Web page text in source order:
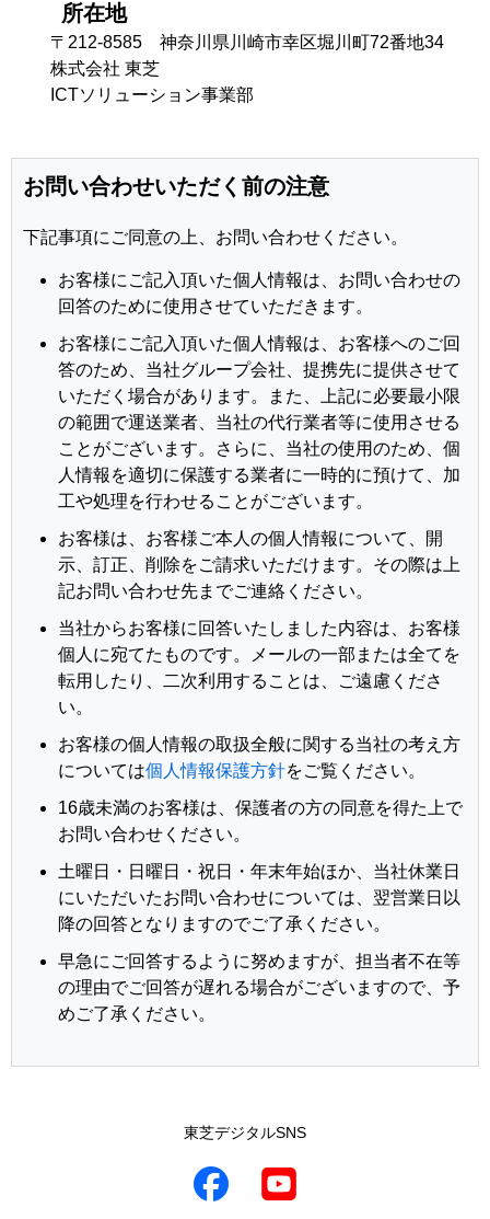
所在地
〒212-8585 神奈川県川崎市幸区堀川町72番地34
株式会社 東芝
ICTソリューション事業部
お問い合わせいただく前の注意
下記事項にご同意の上、お問い合わせください。
お客様にご記入頂いた個人情報は、お問い合わせの
回答のために使用させていただきます。
お客様にご記入頂いた個人情報は、お客様へのご回
答のため、当社グループ会社、提携先に提供させて
いただく場合があります。また、上記に必要最小限
の範囲で運送業者、当社の代行業者等に使用させる
ことがございます。さらに、当社の使用のため、個
人情報を適切に保護する業者に一時的に預けて、加
工や処理を行わせることがございます。
お客様は、お客様ご本人の個人情報について、開
示、訂正、削除をご請求いただけます。その際は上
記お問い合わせ先までご連絡ください。
当社からお客様に回答いたしました内容は、お客様
個人に宛てたものです。メールの一部または全てを
転用したり、二次利用することは、ご遠慮くださ
い。
お客様の個人情報の取扱全般に関する当社の考え方
については個人情報保護方針をご覧ください。
16歳未満のお客様は、保護者の方の同意を得た上で
お問い合わせください。
土曜日・日曜日・祝日・年末年始ほか、当社休業日
にいただいたお問い合わせについては、翌営業日以
降の回答となりますのでご了承ください。
早急にご回答するように努めますが、担当者不在等
の理由でご回答が遅れる場合がございますので、予
めご了承ください。
東芝デジタルSNS